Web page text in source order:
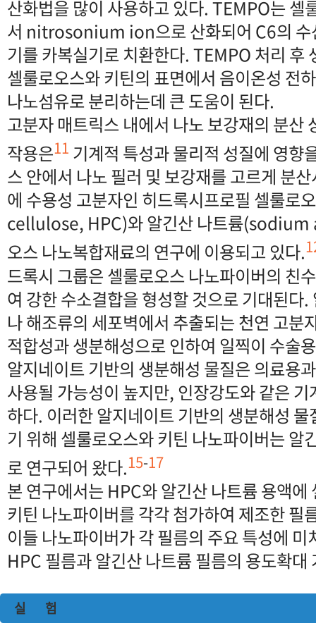
산화법을 많이 사용하고 있다. TEMPO는 셀
서 nitrosonium ion으로 산화되어 C6의 수
기를 카복실기로 치환한다. TEMPO 처리 후
셀룰로오스와 키틴의 표면에서 음이온성 전
나노섬유로 분리하는데 큰 도움이 된다.
고분자 매트릭스 내에서 나노 보강재의 분산
작용은11 기계적 특성과 물리적 성질에 영향
스 안에서 나노 필러 및 보강재를 고르게 분
에 수용성 고분자인 히드록시프로필 셀룰
cellulose, HPC)와 알긴산 나트륨
오스 나노복합재료의 연구에 이용되고 있다.
드록시 그룹은 셀룰로오스 나노파이버의 친
여 강한 수소결합을 형성할 것으로 기대된다
나 해조류의 세포벽에서 추출되는 천연 고분
적합성과 생분해성으로 인하여 일찍이 수술
알지네이트 기반의 생분해성 물질은 의료용
사용될 가능성이 높지만, 인장강도와 같은
하다. 이러한 알지네이트 기반의 생분해성
기 위해 셀룰로오스와 키틴 나노파이버는 알
로 연구되어 왔다.15-17
본 연구에서는 HPC와 알긴산 나트륨 용액
키틴 나노파이버를 각각 첨가하여 제조한 필
이들 나노파이버가 각 필름의 주요 특성에
HPC 필름과 알긴산 나트륨 필름의 용도확
실 험